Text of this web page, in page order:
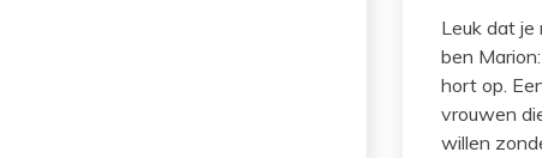
Leuk dat je
ben
hort op.
vrouwen
willen